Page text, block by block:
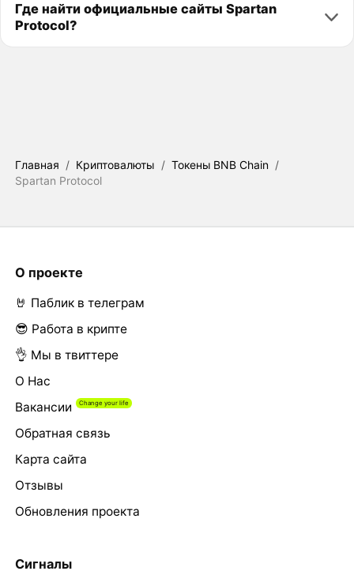
Где найти официальные сайты Spartan
Protocol?
Главная / Криптовалюты / Токены BNB Chain /
Spartan Protocol
О проекте
🤘 Паблик в телеграм
😎 Работа в крипте
👌 Мы в твиттере
О Нас
Вакансии
Обратная связь
Карта сайта
Отзывы
Обновления проекта
Сигналы